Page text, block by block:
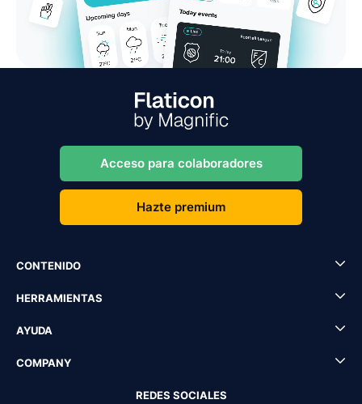
Acceso para colaboradores
Hazte premium
CONTENIDO
HERRAMIENTAS
AYUDA
COMPANY
REDES SOCIALES